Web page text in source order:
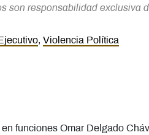
son responsabilidad exclusiva
, Violencia Política
en funciones Omar Delgado